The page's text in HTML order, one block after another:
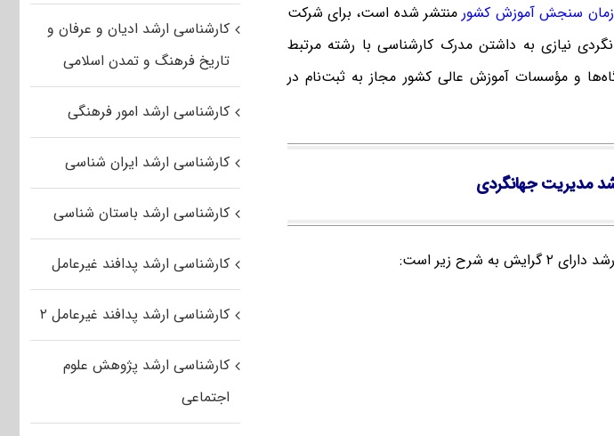
سنجش آموزش کشور منتشر شده است، برای شرکت
نیازی به داشتن مدرک کارشناسی با رشته مرتبط
و مؤسسات آموزش عالی کشور مجاز به ثبت‌نام در
مدیریت جهانگردی
شرح زیر است:
کارشناسی ارشد ادیان و عرفان و
تاریخ فرهنگ و تمدن اسلامی
کارشناسی ارشد امور فرهنگی
کارشناسی ارشد ایران شناسی
کارشناسی ارشد باستان شناسی
کارشناسی ارشد پدافند غیرعامل
کارشناسی ارشد پدافند غیرعامل ۲
کارشناسی ارشد پژوهش علوم
اجتماعی